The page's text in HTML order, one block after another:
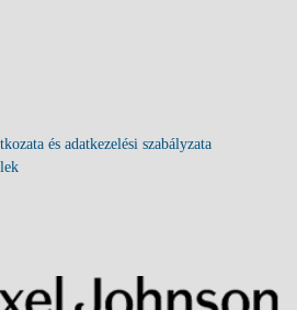
és adatkezelési szabályzata